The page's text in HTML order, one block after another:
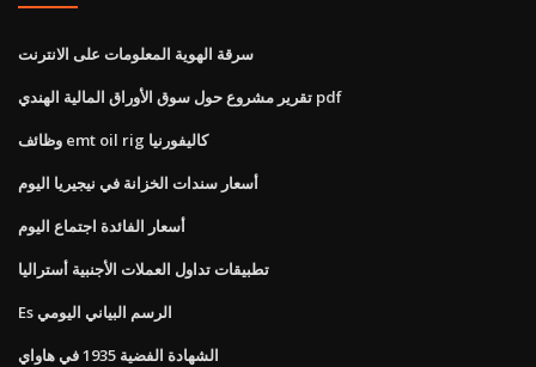
سرقة الهوية المعلومات على الانترنت
تقرير مشروع حول سوق الأوراق المالية الهندي pdf
وظائف emt oil rig كاليفورنيا
أسعار سندات الخزانة في نيجيريا اليوم
أسعار الفائدة اجتماع اليوم
تطبيقات تداول العملات الأجنبية أستراليا
Es الرسم البياني اليومي
الشهادة الفضية 1935 في هاواي